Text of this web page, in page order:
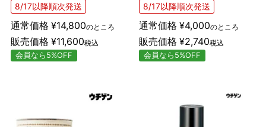
8/17以降順次発送
通常価格 ¥14,800のところ
販売価格 ¥11,600税込
会員なら5%OFF
8/17以降順次発送
通常価格 ¥4,000のところ
販売価格 ¥2,740税込
会員なら5%OFF